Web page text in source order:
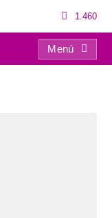
1.460
Menú